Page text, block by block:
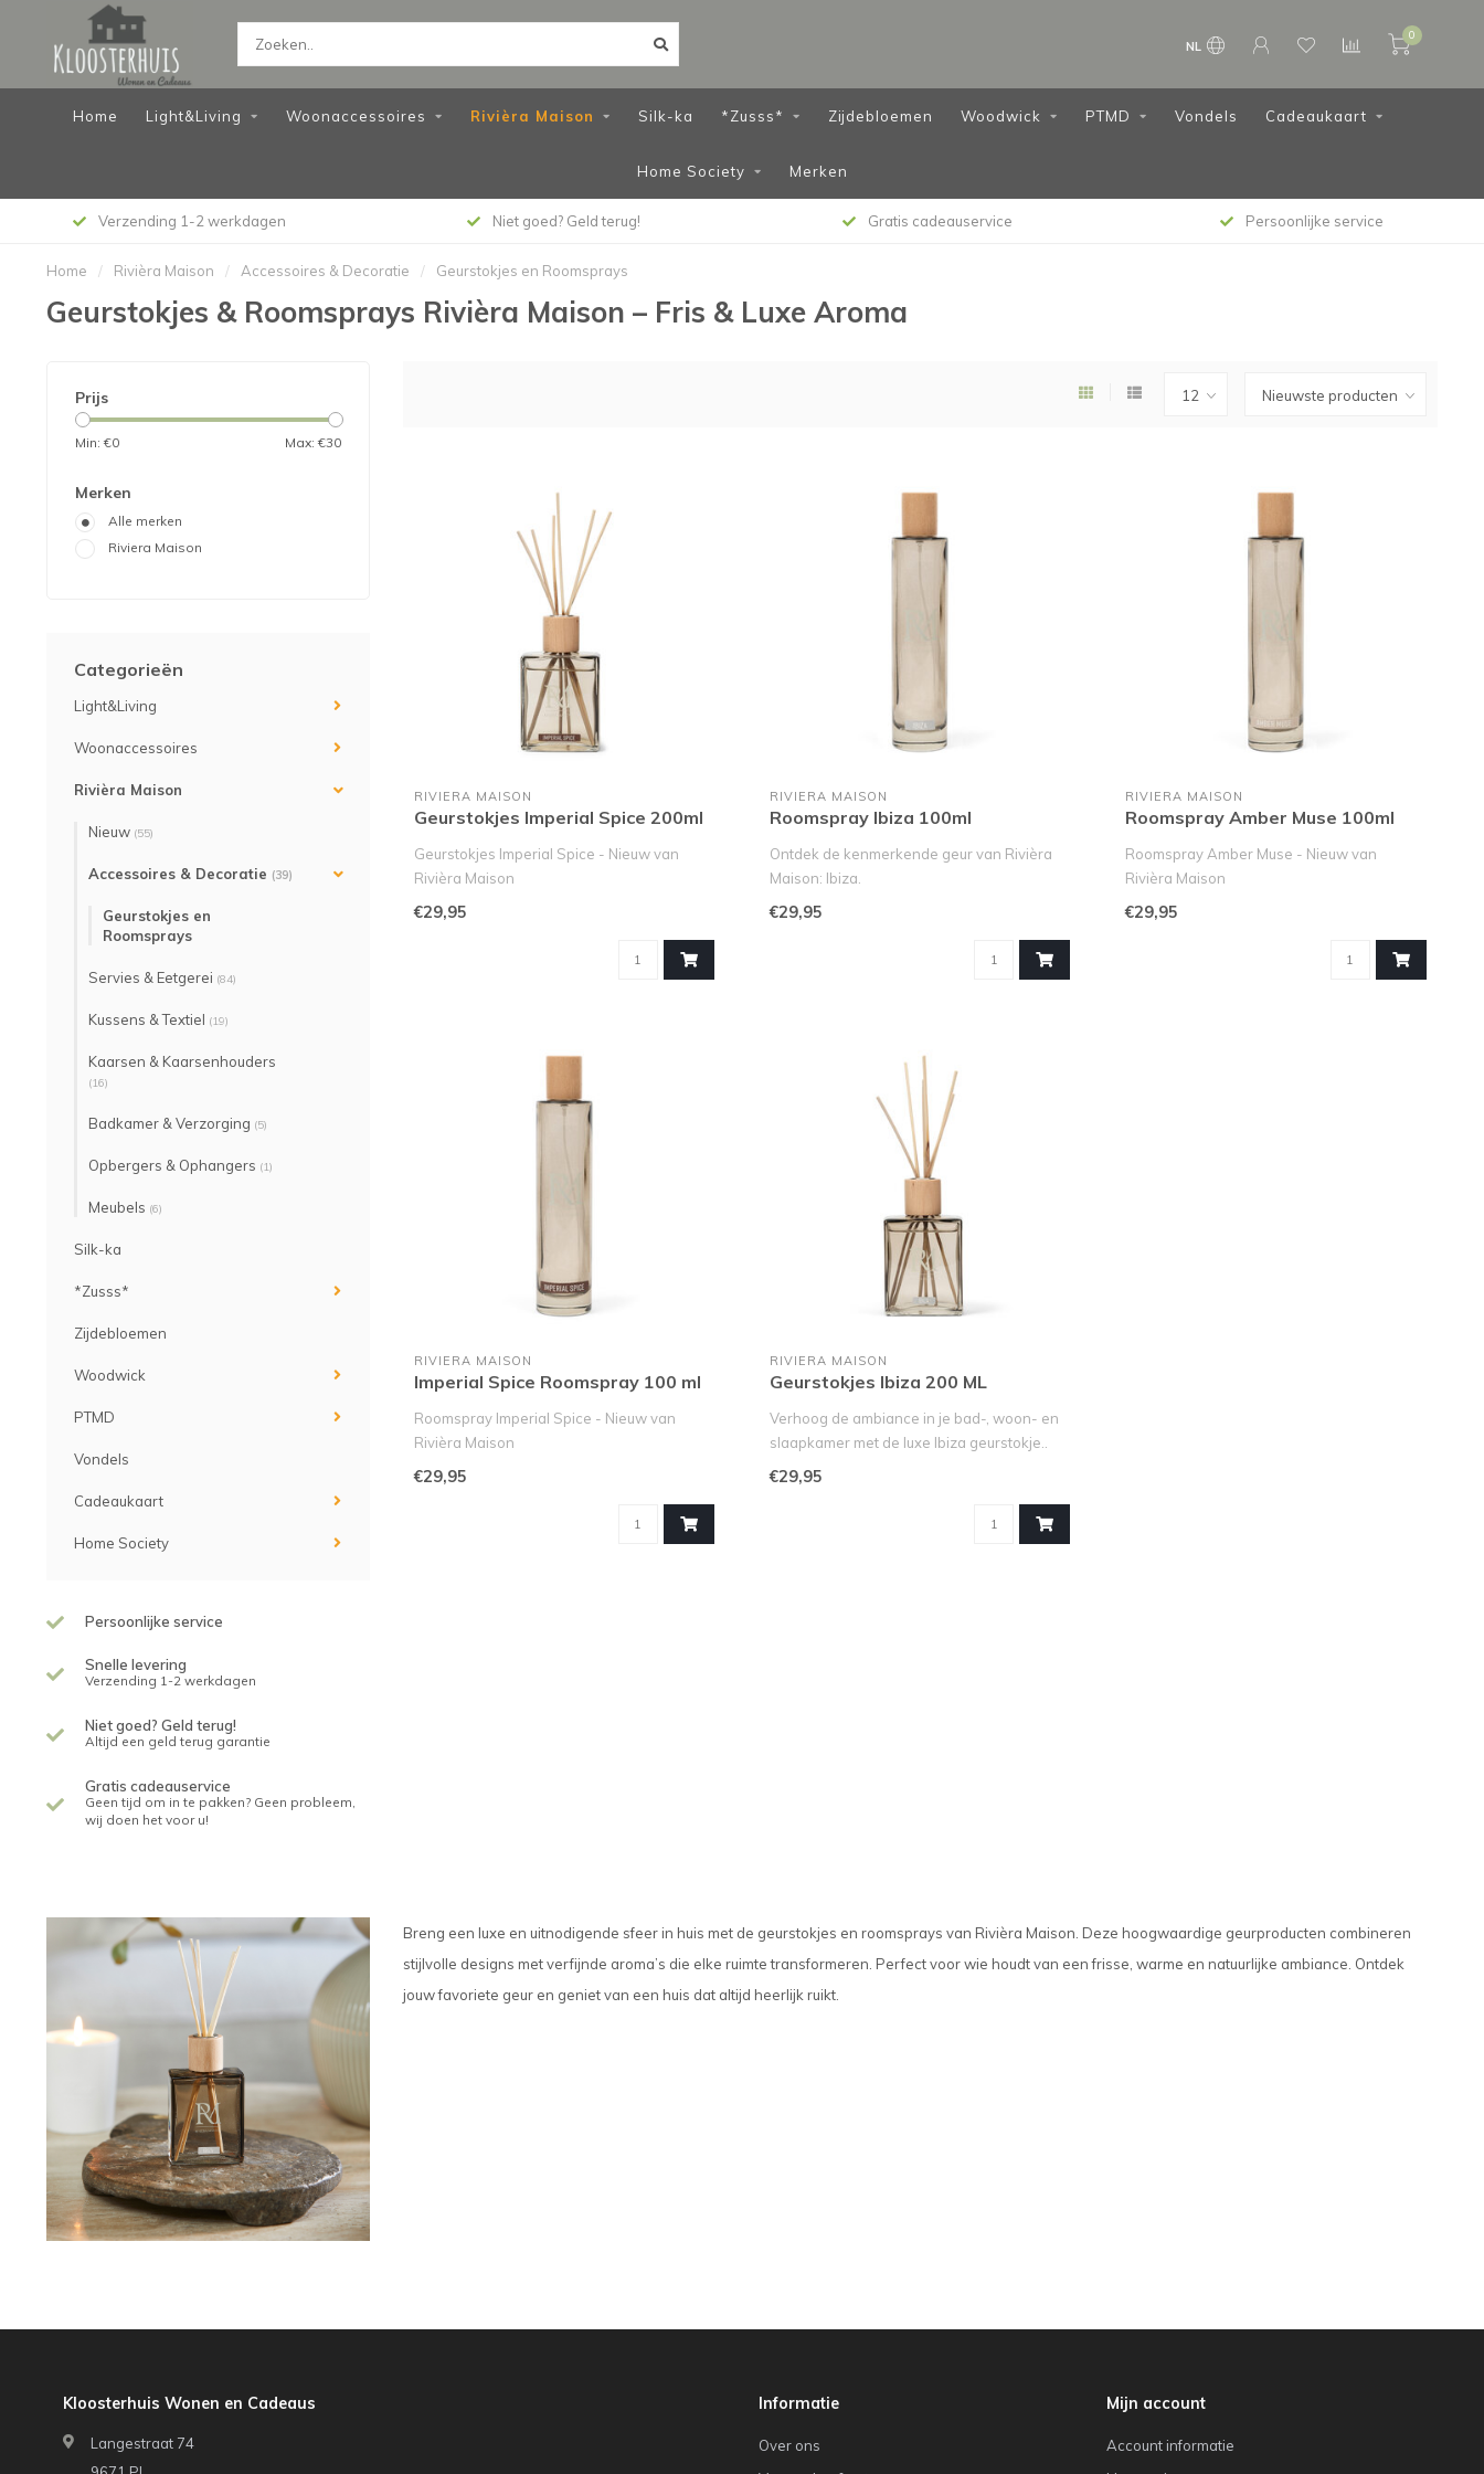
NL
0
Home Light&Living Woonaccessoires Rivièra Maison Silk-ka *Zusss* Zijdebloemen Woodwick PTMD Vondels Cadeaukaart
Home Society Merken
Verzending 1-2 werkdagen Niet goed? Geld terug! Gratis cadeauservice Persoonlijke service
Home / Rivièra Maison / Accessoires & Decoratie / Geurstokjes en Roomsprays
Geurstokjes & Roomsprays Rivièra Maison – Fris & Luxe Aroma
Prijs
Min: €0 Max: €30
Merken
Alle merken
Riviera Maison
Categorieën
Light&Living
Woonaccessoires
Rivièra Maison
Nieuw (55)
Accessoires & Decoratie (39)
Geurstokjes en
Roomsprays
Servies & Eetgerei (84)
Kussens & Textiel (19)
Kaarsen & Kaarsenhouders
(16)
Badkamer & Verzorging (5)
Opbergers & Ophangers (1)
Meubels (6)
Silk-ka
*Zusss*
Zijdebloemen
Woodwick
PTMD
Vondels
Cadeaukaart
Home Society
Persoonlijke service
Snelle levering
Verzending 1-2 werkdagen
Niet goed? Geld terug!
Altijd een geld terug garantie
Gratis cadeauservice
Geen tijd om in te pakken? Geen probleem,
wij doen het voor u!
RIVIERA MAISON
Geurstokjes Imperial Spice 200ml
Geurstokjes Imperial Spice - Nieuw van
Rivièra Maison
Ervaar de luxe van de Ge..
€29,95
RIVIERA MAISON
Roomspray Ibiza 100ml
Ontdek de kenmerkende geur van Rivièra
Maison: Ibiza.
Met dit verfijnde inter..
€29,95
RIVIERA MAISON
Roomspray Amber Muse 100ml
Roomspray Amber Muse - Nieuw van
Rivièra Maison
Transformeer je interieur met ..
€29,95
RIVIERA MAISON
Imperial Spice Roomspray 100 ml
Roomspray Imperial Spice - Nieuw van
Rivièra Maison
Ontdek de verfijnde geur v..
€29,95
RIVIERA MAISON
Geurstokjes Ibiza 200 ML
Verhoog de ambiance in je bad-, woon- en
slaapkamer met de luxe Ibiza geurstokje..
€29,95
Breng een luxe en uitnodigende sfeer in huis met de geurstokjes en roomsprays van Rivièra Maison. Deze hoogwaardige geurproducten combineren
stijlvolle designs met verfijnde aroma’s die elke ruimte transformeren. Perfect voor wie houdt van een frisse, warme en natuurlijke ambiance. Ontdek
jouw favoriete geur en geniet van een huis dat altijd heerlijk ruikt.
Kloosterhuis Wonen en Cadeaus
Langestraat 74
Informatie
Over ons
Mijn account
Account informatie